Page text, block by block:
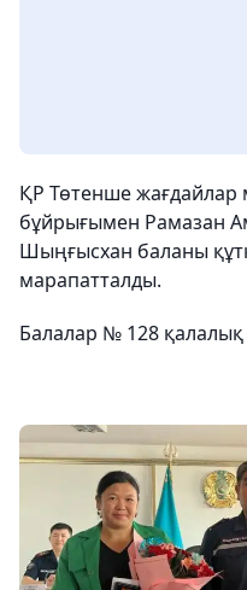
ҚР Төтенше
бұйрығымен Рамазан
Шыңғысхан баланы
марапатталды.
Балалар № 128